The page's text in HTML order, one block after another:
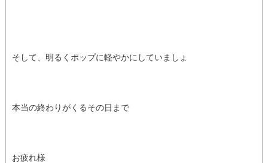
そして、明るくポップに軽やかにしていましょ
本当の終わりがくるその日まで
お疲れ様